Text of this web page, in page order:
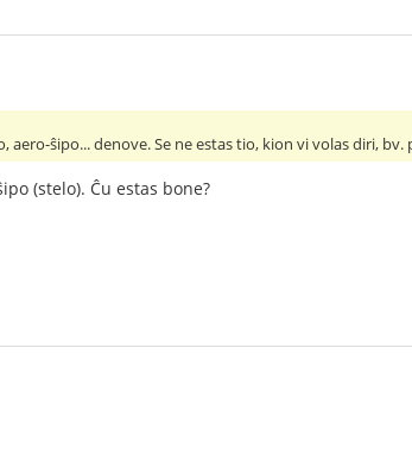
ŝipo... denove. Se ne estas tio, kion vi volas diri,
(stelo). Ĉu estas bone?